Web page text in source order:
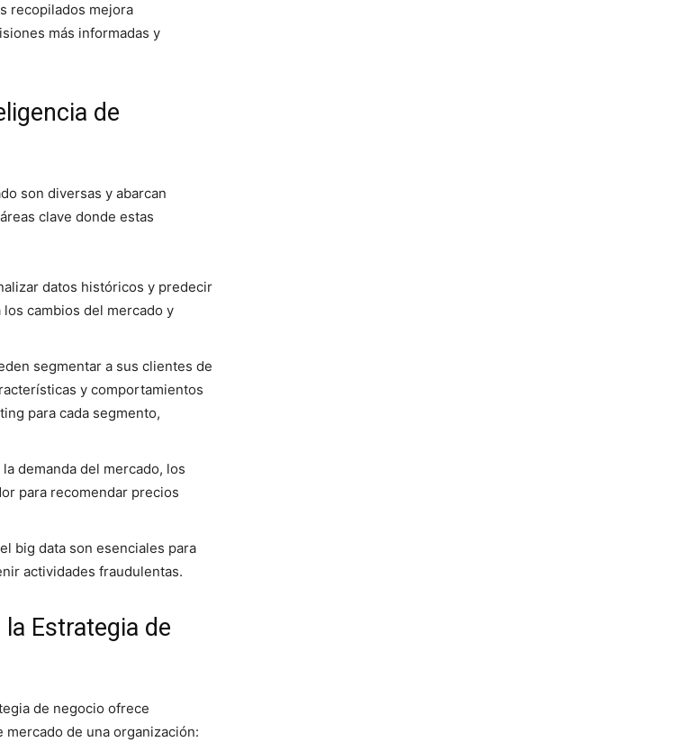
recopilados mejora
más informadas y
de
son diversas y abarcan
clave donde estas
datos históricos y predecir
cambios del mercado y
segmentar a sus clientes de
y comportamientos
para cada segmento,
demanda del mercado, los
para recomendar precios
big data son esenciales para
actividades fraudulentas.
Estrategia de
de negocio ofrece
de una organización: